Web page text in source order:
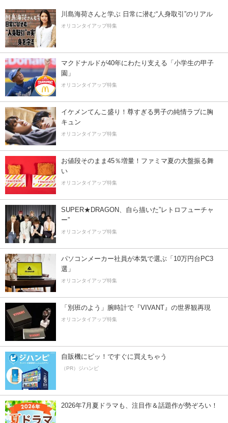
川島海荷さんと学ぶ 日常に潜む“人身取引”のリアル
オリコンタイアップ特集
マクドナルドが40年にわたり支える「小学生の甲子
園」
オリコンタイアップ特集
イケメンてんこ盛り！尊すぎる男子の純情ラブに胸
キュン
オリコンタイアップ特集
お値段そのまま45％増量！ファミマ夏の大盤振る舞
い
オリコンタイアップ特集
SUPER★DRAGON、自ら描いた”レトロフューチャ
ー”
オリコンタイアップ特集
パソコンメーカー社員が本気で選ぶ「10万円台PC3
選」
オリコンタイアップ特集
「別班のよう」腕時計で『VIVANT』の世界観再現
オリコンタイアップ特集
自販機にピッ！ですぐに買えちゃう
（PR）ジハンピ
2026年7月夏ドラマも、注目作＆話題作が勢ぞろい！